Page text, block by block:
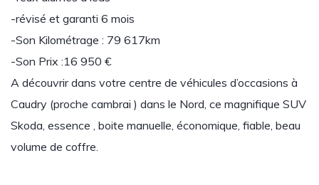
-révisé et garanti 6 mois
-Son Kilométrage : 79 617km
-Son Prix :16 950 €
A découvrir dans votre centre de véhicules d’occasions à
Caudry (proche cambrai ) dans le Nord, ce magnifique SUV
Skoda, essence , boite manuelle, économique, fiable, beau
volume de coffre.